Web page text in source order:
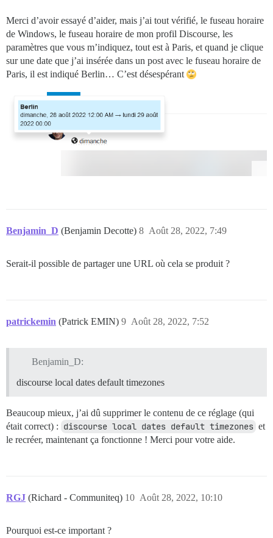
Merci d’avoir essayé d’aider, mais j’ai tout vérifié, le fuseau horaire
de Windows, le fuseau horaire de mon profil Discourse, les
paramètres que vous m’indiquez, tout est à Paris, et quand je clique
sur une date que j’ai insérée dans un post avec le fuseau horaire de
Paris, il est indiqué Berlin… C’est désespérant
Benjamin_D (Benjamin Decotte) Août 28, 2022, 7:49
8
Serait-il possible de partager une URL où cela se produit ?
patrickemin (Patrick EMIN) Août 28, 2022, 7:52
9
Benjamin_D:
discourse local dates default timezones
Beaucoup mieux, j’ai dû supprimer le contenu de ce réglage (qui
était correct) : discourse local dates default timezones et
le recréer, maintenant ça fonctionne ! Merci pour votre aide.
RGJ (Richard - Communiteq) Août 28, 2022, 10:10
10
Pourquoi est-ce important ?